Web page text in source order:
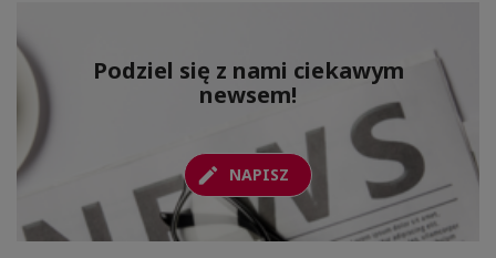
Podziel się z nami ciekawym
newsem!
NAPISZ